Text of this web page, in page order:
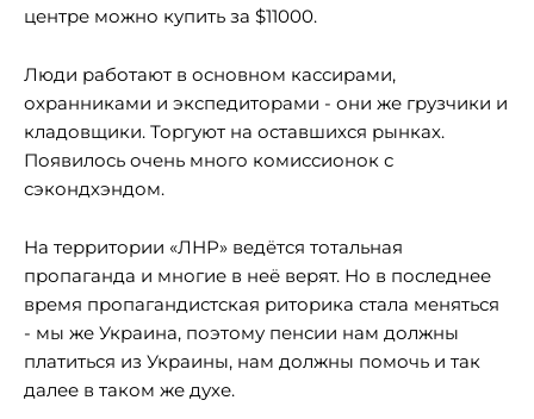
центре можно купить за $11000.
Люди работают в основном кассирами,
охранниками и экспедиторами - они же грузчики и
кладовщики. Торгуют на оставшихся рынках.
Появилось очень много комиссионок с
сэкондхэндом.
На территории «ЛНР» ведётся тотальная
пропаганда и многие в неё верят. Но в последнее
время пропагандистская риторика стала меняться
- мы же Украина, поэтому пенсии нам должны
платиться из Украины, нам должны помочь и так
далее в таком же духе.